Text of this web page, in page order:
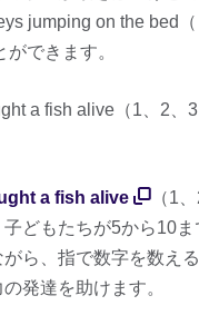
jumping on the bed
できます。
a fish alive（1、2
a fish alive
（1
どもたちが5から10
ら、指で数字を数え
発達を助けます。